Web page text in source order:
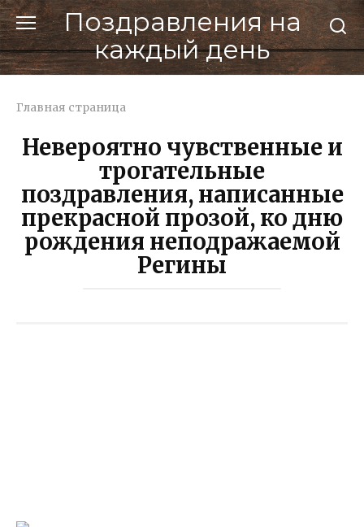
Перейти
к
контенту
Поздравления на
каждый день
Главная страница
Невероятно чувственные и
трогательные
поздравления, написанные
прекрасной прозой, ко дню
рождения неподражаемой
Регины